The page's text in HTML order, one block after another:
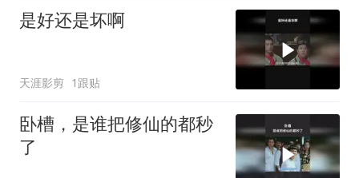
是好还是坏啊
天涯影剪 1跟贴
卧槽，是谁把修仙的都秒
了